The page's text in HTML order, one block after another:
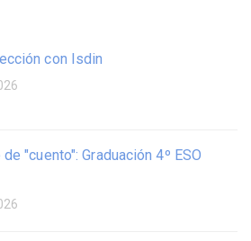
con Isdin
"cuento": Graduación 4º ESO